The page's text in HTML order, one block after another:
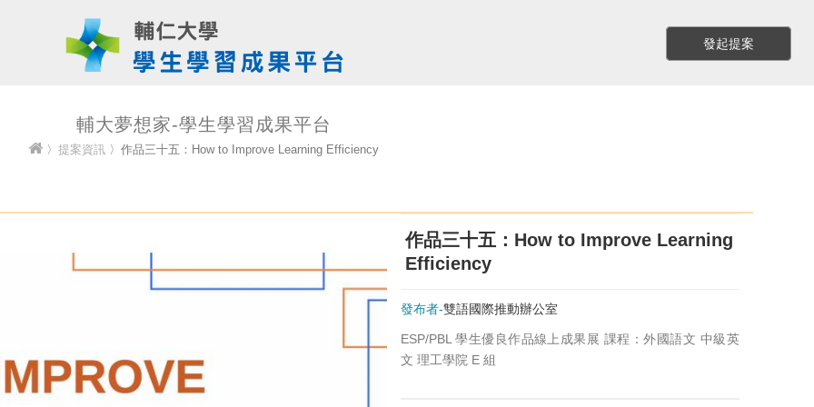
發起提案
輔大夢想家-學生學習成果平台
〉 提案資訊 〉作品三十五：How to Improve Learning Efficiency
作品三十五：How to Improve Learning
Efficiency
發布者-雙語國際推動辦公室
ESP/PBL 學生優良作品線上成果展 課程：外國語文 中級英
文 理工學院 E 組